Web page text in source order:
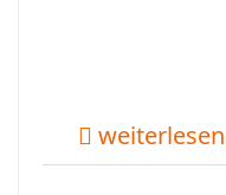
weiterlesen